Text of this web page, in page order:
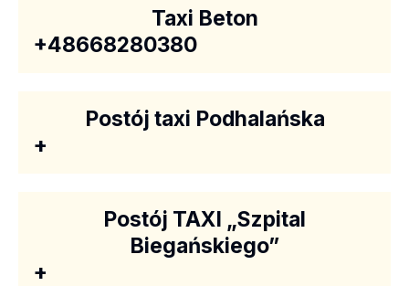
Taxi Beton
+48668280380
Postój taxi Podhalańska
+
Postój TAXI „Szpital
Biegańskiego”
+